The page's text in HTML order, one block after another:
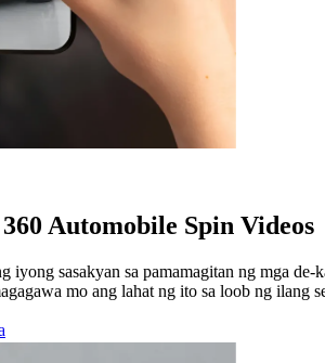
Automobile Spin Videos
iyong sasakyan sa pamamagitan ng mga
mo ang lahat ng ito sa loob ng ilang